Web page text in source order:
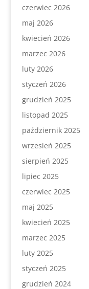
czerwiec 2026
maj 2026
kwiecień 2026
marzec 2026
luty 2026
styczeń 2026
grudzień 2025
listopad 2025
październik 2025
wrzesień 2025
sierpień 2025
lipiec 2025
czerwiec 2025
maj 2025
kwiecień 2025
marzec 2025
luty 2025
styczeń 2025
grudzień 2024